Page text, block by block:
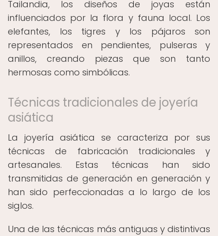
Tailandia, los diseños de joyas están
influenciados por la flora y fauna local. Los
elefantes, los tigres y los pájaros son
representados en pendientes, pulseras y
anillos, creando piezas que son tanto
hermosas como simbólicas.
Técnicas tradicionales de joyería
asiática
La joyería asiática se caracteriza por sus
técnicas de fabricación tradicionales y
artesanales. Estas técnicas han sido
transmitidas de generación en generación y
han sido perfeccionadas a lo largo de los
siglos.
Una de las técnicas más antiguas y distintivas